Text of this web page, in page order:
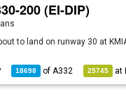
200 (EI-DIP)
to land on runway 30 at
18698 ofA332 25745 at